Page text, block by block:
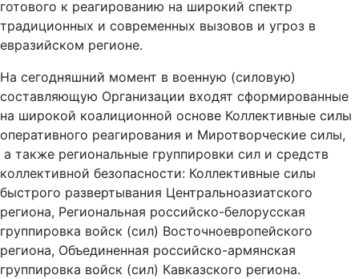
готового к реагированию на широкий спектр
традиционных и современных вызовов и угроз в
евразийском регионе.
На сегодняшний момент в военную (силовую)
составляющую Организации входят сформированные
на широкой коалиционной основе Коллективные силы
оперативного реагирования и Миротворческие силы,
а также региональные группировки сил и средств
коллективной безопасности: Коллективные силы
быстрого развертывания Центральноазиатского
региона, Региональная российско-белорусская
группировка войск (сил) Восточноевропейского
региона, Объединенная российско-армянская
группировка войск (сил) Кавказского региона.